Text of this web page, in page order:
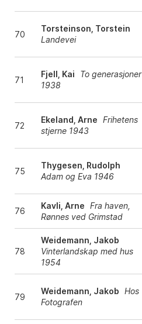
70
Torsteinson, Torstein
Landevei
71
Fjell, Kai
To generasjoner
1938
72
Ekeland, Arne Frihetens
stjerne 1943
75
Thygesen, Rudolph
Adam og Eva 1946
76
Kavli, Arne Fra haven,
Rønnes ved Grimstad
78
Weidemann, Jakob
Vinterlandskap med hus
1954
79
Weidemann, Jakob Hos
Fotografen